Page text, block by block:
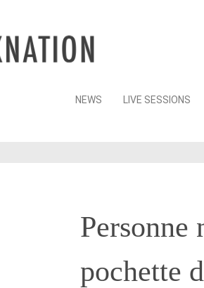
Skip
NEWS LIVE SESSIONS
Personne
pochette